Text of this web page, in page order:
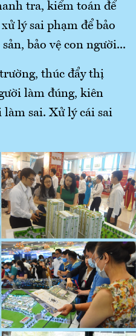
tra, kiểm toán để
lý sai phạm để bảo
bảo vệ con người...
thúc đẩy thị
làm đúng, kiên
sai. Xử lý cái sai